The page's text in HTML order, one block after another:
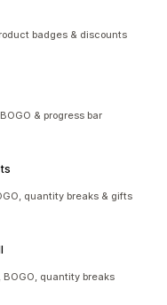
badges & discounts
& progress bar
quantity breaks & gifts
quantity breaks